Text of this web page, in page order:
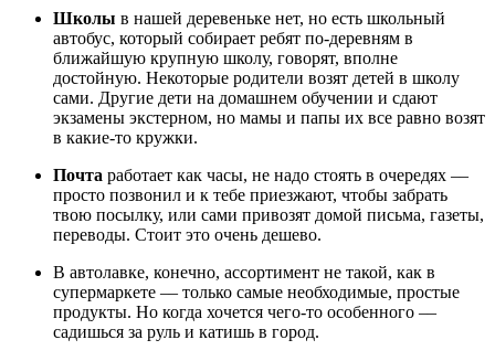
Школы в нашей деревеньке нет, но есть школьный
автобус, который собирает ребят по-деревням в
ближайшую крупную школу, говорят, вполне
достойную. Некоторые родители возят детей в школу
сами. Другие дети на домашнем обучении и сдают
экзамены экстерном, но мамы и папы их все равно возят
в какие-то кружки.
Почта работает как часы, не надо стоять в очередях ––
просто позвонил и к тебе приезжают, чтобы забрать
твою посылку, или сами привозят домой письма, газеты,
переводы. Стоит это очень дешево.
В автолавке, конечно, ассортимент не такой, как в
супермаркете –– только самые необходимые, простые
продукты. Но когда хочется чего-то особенного ––
садишься за руль и катишь в город.